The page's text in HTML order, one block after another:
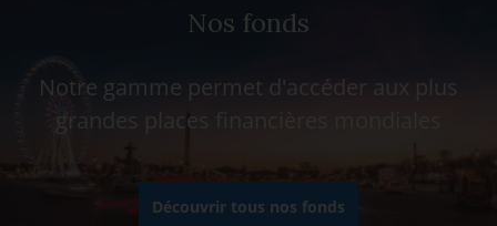
Nos fonds
Notre gamme permet d'accéder aux plus
grandes places financières mondiales
Découvrir tous nos fonds